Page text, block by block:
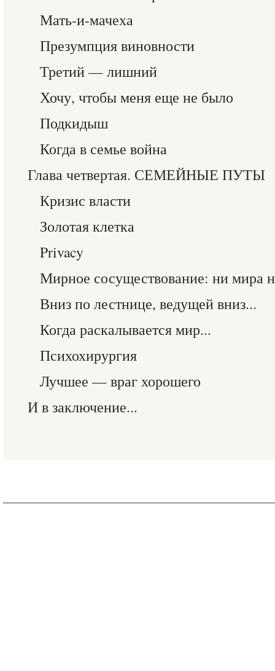
Мать-и-мачеха
Презумпция виновности
Третий — лишний
Хочу, чтобы меня еще не было
Подкидыш
Когда в семье война
Глава четвертая. СЕМЕЙНЫЕ ПУТЫ
Кризис власти
Золотая клетка
Privacy
Мирное сосуществование: ни мира
Вниз по лестнице, ведущей вниз...
Когда раскалывается мир...
Психохирургия
Лучшее — враг хорошего
И в заключение...